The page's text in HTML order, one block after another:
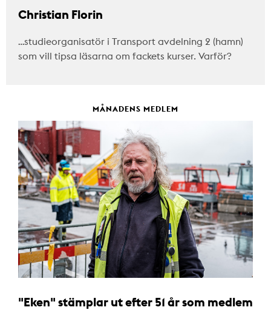
Christian Florin
…studieorganisatör i Transport avdelning 2 (hamn)
som vill tipsa läsarna om fackets kurser. Varför?
MÅNADENS MEDLEM
"Eken" stämplar ut efter 51 år som medlem